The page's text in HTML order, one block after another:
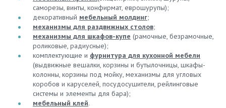
саморезы, винты, конфирмат, еврошурупы);
декоративный мебельный молдинг;
механизмы для раздвижных столов;
механизмы для шкафов-купе (рамочные, безрамочные,
роликовые, радиусные);
комплектующие и фурнитура для кухонной мебели
(выдвижные вешалки, корзины и бутылочницы, шкафы-
колонны, корзины под мойку, механизмы для угловых
коробов и каруселей, посудосушители, рейлинговые
системы и элементы для бара);
мебельный клей.